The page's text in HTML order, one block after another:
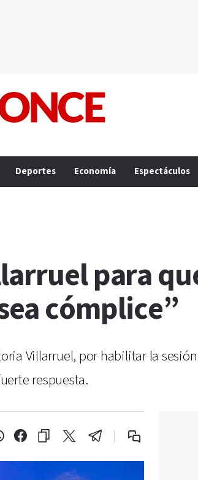
Deportes Economía Espectáculos
para
cómplice”
Villarruel, por habilitar la
respuesta.